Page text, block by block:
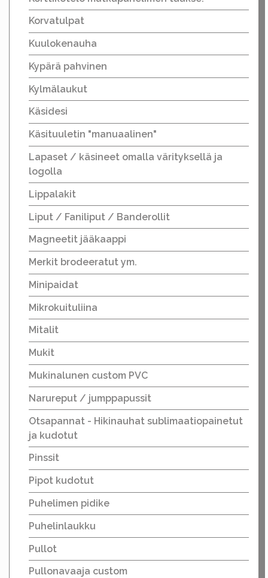
Korvatulpat
Kuulokenauha
Kypärä pahvinen
Kylmälaukut
Käsidesi
Käsituuletin "manuaalinen"
Lapaset / käsineet omalla värityksellä ja
logolla
Lippalakit
Liput / Faniliput / Banderollit
Magneetit jääkaappi
Merkit brodeeratut ym.
Minipaidat
Mikrokuituliina
Mitalit
Mukit
Mukinalunen custom PVC
Narureput / jumppapussit
Otsapannat - Hikinauhat sublimaatiopainetut
ja kudotut
Pinssit
Pipot kudotut
Puhelimen pidike
Puhelinlaukku
Pullot
Pullonavaaja custom